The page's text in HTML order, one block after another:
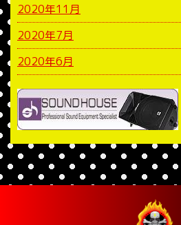
2020年11月
2020年7月
2020年6月